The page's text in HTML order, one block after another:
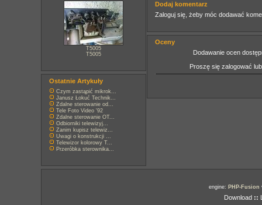
T5005
T5005
Ostatnie Artykuły
Czym zastąpić mikrok...
Janusz Łokuć Technik...
Zdalne sterowanie od...
Tele Foto Video '92
Zdalne sterowanie OT...
Odbiorniki telewizyj...
Zanim kupisz telewiz...
Uwagi o konstrukcji ...
Telewizor kolorowy T...
Przeróbka sterownika...
Dodaj komentarz
Zaloguj się, żeby móc dodawać
Oceny
Dodawanie ocen
Proszę się zalogować
engine: PHP-Fusion
Download ::